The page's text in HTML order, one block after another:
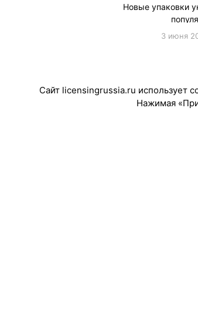
Новые упаковки
3 июня
Сайт licensingrussia.ru использует
Нажимая